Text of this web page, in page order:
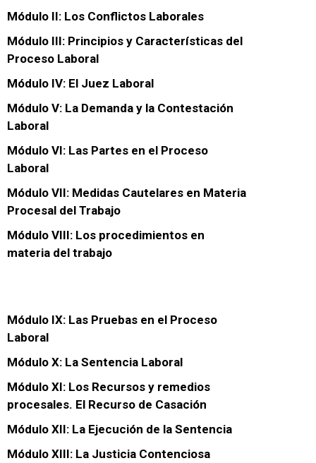
Módulo II: Los Conflictos Laborales
Módulo III: Principios y Características del
Proceso Laboral
Módulo IV: El Juez Laboral
Módulo V: La Demanda y la Contestación
Laboral
Módulo VI: Las Partes en el Proceso
Laboral
Módulo VII: Medidas Cautelares en Materia
Procesal del Trabajo
Módulo VIII: Los procedimientos en
materia del trabajo
Módulo IX: Las Pruebas en el Proceso
Laboral
Módulo X: La Sentencia Laboral
Módulo XI: Los Recursos y remedios
procesales. El Recurso de Casación
Módulo XII: La Ejecución de la Sentencia
Módulo XIII: La Justicia Contenciosa